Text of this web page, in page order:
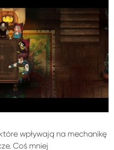
wpływają na mechanikę
Coś mniej